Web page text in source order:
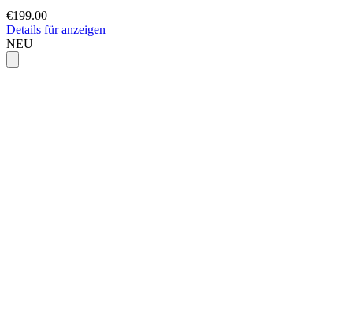
€199.00
Details für anzeigen
NEU